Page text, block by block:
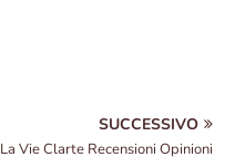
SUCCESSIVO
La Vie Clarte Recensioni Opinioni